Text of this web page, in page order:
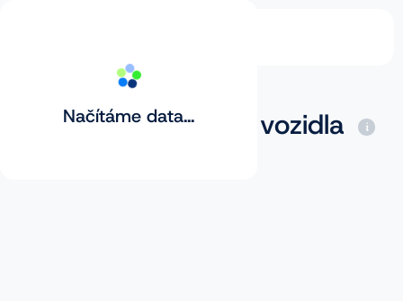
Načítáme data...
Základní prověření vozidla